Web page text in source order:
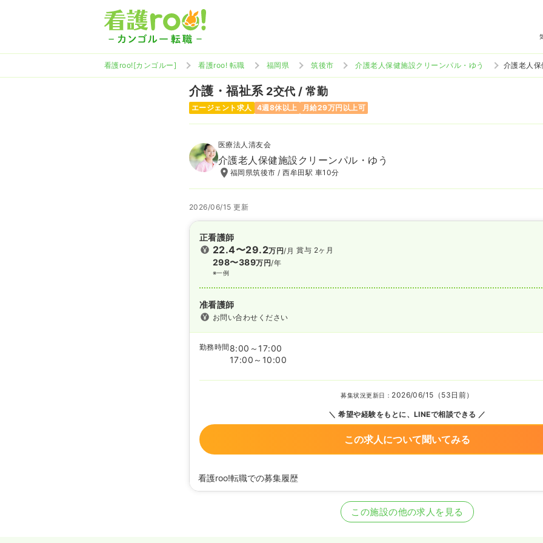
看護roo![カンゴルー] 看護roo! 転職 福岡県 筑後市 介護老人保健施設クリーンパル・ゆう 介護老人
介護・福祉系 2交代 / 常勤
エージェント求人 4週8休以上 月給29万円以上可
医療法人清友会
介護老人保健施設クリーンパル・ゆう
福岡県筑後市 / 西牟田駅 車10分
2026/06/15 更新
正看護師
22.4〜29.2万円/月
298〜389万円/年
※一例
賞与 2ヶ月
准看護師
お問い合わせください
勤務時間 8:00～17:00
17:00～10:00
募集状況更新日： 2026/06/15（53日前）
希望や経験をもとに、LINEで相談できる
この求人について聞いてみる
看護roo!転職での募集履歴
この施設の他の求人を見る